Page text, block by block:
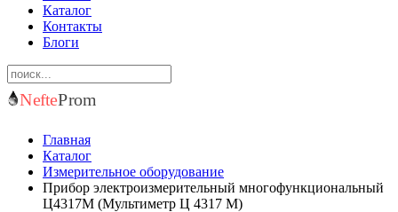
Каталог
Контакты
Блоги
Главная
Каталог
Измерительное оборудование
Прибор электроизмерительный многофункциональный
Ц4317М (Мультиметр Ц 4317 М)